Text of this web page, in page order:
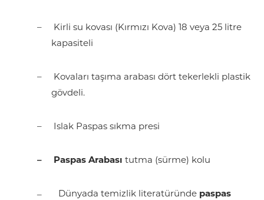
–
Kirli su kovası (Kırmızı Kova) 18 veya 25 litre
kapasiteli
–
Kovaları taşıma arabası dört tekerlekli plastik
gövdeli.
– Islak Paspas sıkma presi
– Paspas Arabası tutma (sürme) kolu
– Dünyada temizlik literatüründe paspas